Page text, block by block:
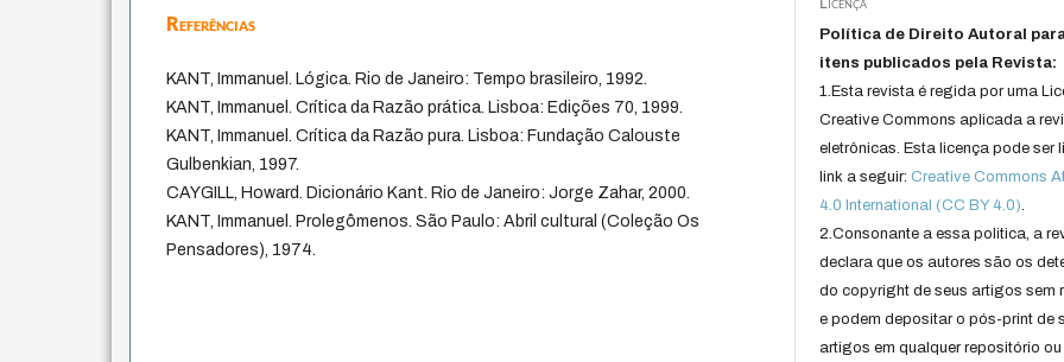
Referências
KANT, Immanuel. Lógica. Rio de Janeiro: Tempo brasileiro, 1992.
KANT, Immanuel. Crítica da Razão prática. Lisboa: Edições 70, 1999.
KANT, Immanuel. Crítica da Razão pura. Lisboa: Fundação Calouste
Gulbenkian, 1997.
CAYGILL, Howard. Dicionário Kant. Rio de Janeiro: Jorge Zahar, 2000.
KANT, Immanuel. Prolegômenos. São Paulo: Abril cultural (Coleção Os
Pensadores), 1974.
Política de Direito Autoral
itens publicados pela Revista:
1.Esta revista é regida por uma
Creative Commons aplicada a
eletrônicas. Esta licença pode ser
link a seguir:Creative Commons
4.0 International (CC BY 4.0).
2.Consonante a essa politica, a
declara que os autores são os
do copyright de seus artigos sem
e podem depositar o pós-print de
artigos em qualquer repositório ou